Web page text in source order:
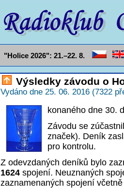
"Holice 2026": 21.–22. 8.
Výsledky závodu o
Vydáno dne 25. 06. 2016 (7322
konaného dne 30.
Závodu se
značek). Deník
pro kontrolu.
Z odevzdaných deníků bylo
1624 spojení. Neuznaných
zaznamenaných spojení